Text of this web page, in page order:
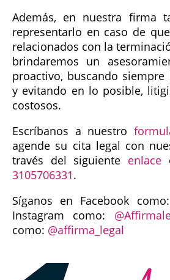
Además, en nuestra firma
representarlo en caso de
relacionados con la
brindaremos un
proactivo, buscando
y evitando en lo posible,
costosos.
Escríbanos a nuestro
agende su cita legal con
través del siguiente enlace
3105706331.
Síganos en Facebook como:
Instagram como:
como: @affirma_legal